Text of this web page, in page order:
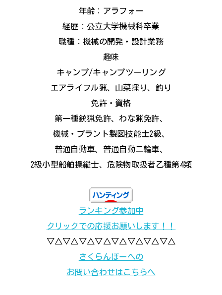
年齢：アラフォー
経歴：公立大学機械科卒業
職種：機械の開発・設計業務
趣味
キャンプ/キャンプツーリング
エアライフル猟、山菜採り、釣り
免許・資格
第一種銃猟免許、わな猟免許、
機械・プラント製図技能士2級、
普通自動車、普通自動二輪車、
2級小型船舶操縦士、危険物取扱者乙種第4類
ランキング参加中
クリックでの応援お願いします！！
▽△▽△▽△▽△▽△▽△▽△▽△
さくらんぼーへの
お問い合わせはこちらへ